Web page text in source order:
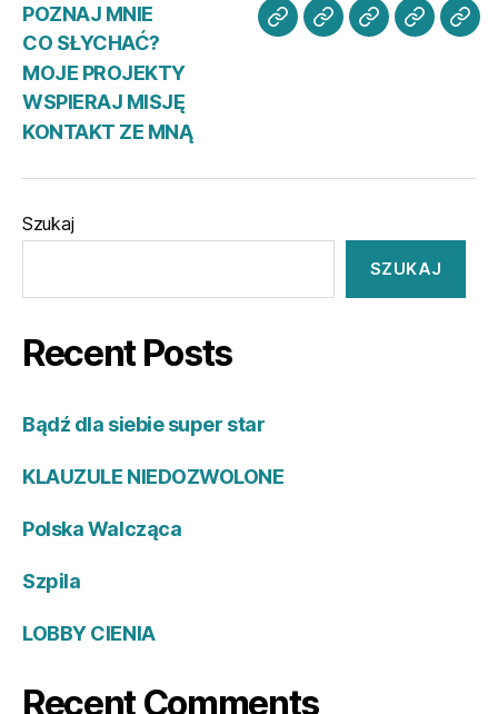
POZNAJ MNIE
CO SŁYCHAĆ?
MOJE PROJEKTY
WSPIERAJ MISJĘ
KONTAKT ZE MNĄ
POZNAJ
CO
MOJE
Szukaj
SZUKAJ
Recent Posts
Bądź dla siebie super star
KLAUZULE NIEDOZWOLONE
Polska Walcząca
Szpila
LOBBY CIENIA
Recent Comments